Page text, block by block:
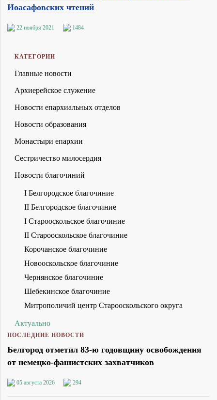
Иоасафовских чтений
22 ноября 2021 1484
КАТЕГОРИИ
Главные новости
Архиерейское служение
Новости епархиальных отделов
Новости образования
Монастыри епархии
Сестричество милосердия
Новости благочиний
I Белгородское благочиние
II Белгородское благочиние
I Старооскольское благочиние
II Старооскольское благочиние
Корочанское благочиние
Новооскольское благочиние
Чернянское благочиние
Шебекинское благочиние
Митрополичий центр Старооскольского округа
Актуально
ПОСЛЕДНИЕ НОВОСТИ
Белгород отметил 83-ю годовщину освобождения
от немецко-фашистских захватчиков
05 августа 2026 294